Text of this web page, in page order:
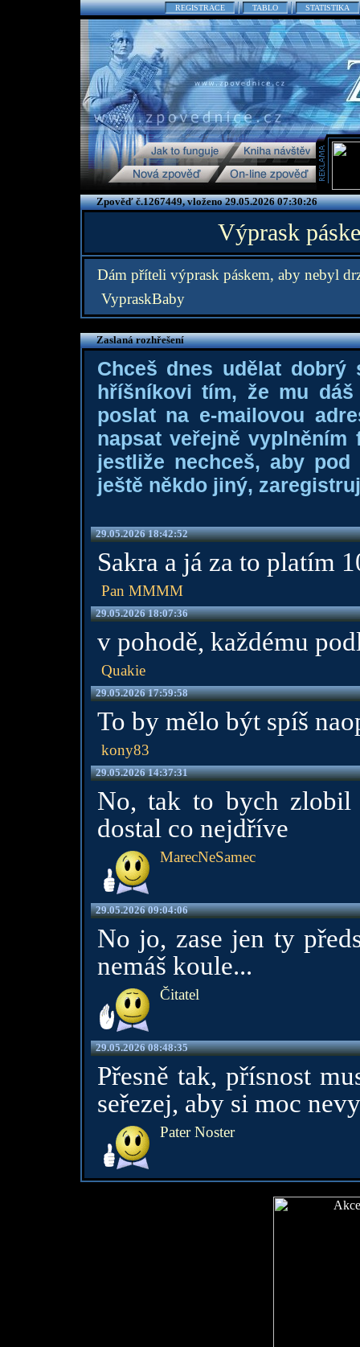
REGISTRACE TABLO STATISTIKA
Zpověď č.1267449, vloženo 29.05.2026 07:30:26
Výprask
Dám příteli výprask páskem, aby nebyl
VypraskBaby
Zaslaná rozhřešení
Chceš dnes udělat dobrý
hříšníkovi tím, že mu
poslat na e-mailovou
napsat veřejně
jestliže nechceš, aby
ještě někdo jiný,
29.05.2026 18:42:52
Sakra a já za to platím
Pan MMMM
29.05.2026 18:07:36
v pohodě, každému
Quakie
29.05.2026 17:59:58
To by mělo být spíš
kony83
29.05.2026 14:37:31
No, tak to bych zlobil
dostal co nejdříve
MarecNeSamec
29.05.2026 09:04:06
No jo, zase jen ty
nemáš koule...
Čitatel
29.05.2026 08:48:35
Přesně tak, přísnost
seřezej, aby si moc
Pater Noster